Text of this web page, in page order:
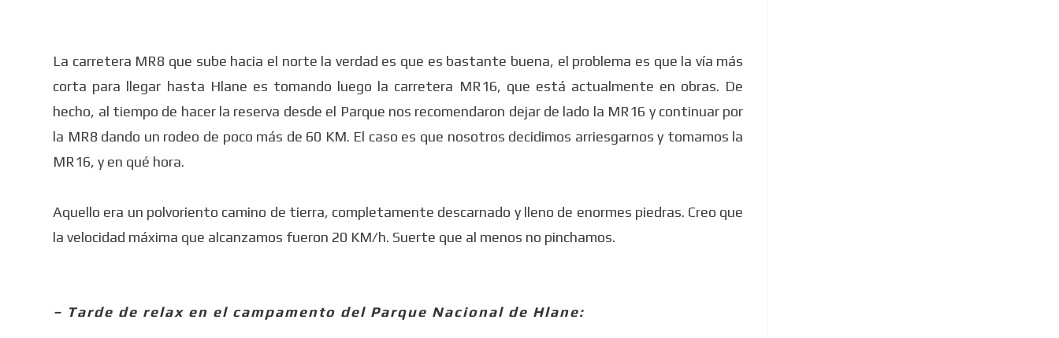
La carretera MR8 que sube hacia el norte la verdad es que es bastante buena, el problema es que la vía más
corta para llegar hasta Hlane es tomando luego la carretera MR16, que está actualmente en obras. De
hecho, al tiempo de hacer la reserva desde el Parque nos recomendaron dejar de lado la MR16 y continuar por
la MR8 dando un rodeo de poco más de 60 KM. El caso es que nosotros decidimos arriesgarnos y tomamos la
MR16, y en qué hora.
Aquello era un polvoriento camino de tierra, completamente descarnado y lleno de enormes piedras. Creo que
la velocidad máxima que alcanzamos fueron 20 KM/h. Suerte que al menos no pinchamos.
– Tarde de relax en el campamento del Parque Nacional de Hlane: